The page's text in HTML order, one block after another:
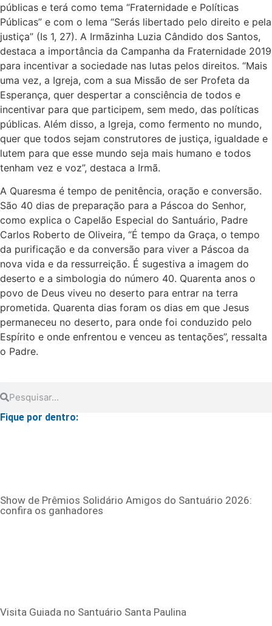
públicas e terá como tema “Fraternidade e Políticas
Públicas” e com o lema “Serás libertado pelo direito e pela
justiça” (Is 1, 27). A Irmãzinha Luzia Cândido dos Santos,
destaca a importância da Campanha da Fraternidade 2019
para incentivar a sociedade nas lutas pelos direitos. “Mais
uma vez, a Igreja, com a sua Missão de ser Profeta da
Esperança, quer despertar a consciência de todos e
incentivar para que participem, sem medo, das políticas
públicas. Além disso, a Igreja, como fermento no mundo,
quer que todos sejam construtores de justiça, igualdade e
lutem para que esse mundo seja mais humano e todos
tenham vez e voz”, destaca a Irmã.
A Quaresma é tempo de penitência, oração e conversão.
São 40 dias de preparação para a Páscoa do Senhor,
como explica o Capelão Especial do Santuário, Padre
Carlos Roberto de Oliveira, “É tempo da Graça, o tempo
da purificação e da conversão para viver a Páscoa da
nova vida e da ressurreição. É sugestiva a imagem do
deserto e a simbologia do número 40. Quarenta anos o
povo de Deus viveu no deserto para entrar na terra
prometida. Quarenta dias foram os dias em que Jesus
permaneceu no deserto, para onde foi conduzido pelo
Espírito e onde enfrentou e venceu as tentações”, ressalta
o Padre.
Fique por dentro:
Show de Prêmios Solidário Amigos do Santuário 2026:
confira os ganhadores
Visita Guiada no Santuário Santa Paulina